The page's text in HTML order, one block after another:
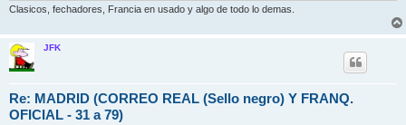
Clasicos, fechadores, Francia en usado y algo de todo lo demas.
JFK
Re: MADRID (CORREO REAL (Sello negro) Y FRANQ.
OFICIAL - 31 a 79)